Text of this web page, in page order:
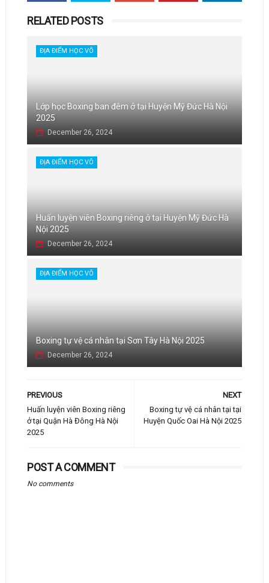
RELATED POSTS
ĐỊA ĐIỂM HỌC VÕ
Lớp học Boxing ban đêm ở tại Huyện Mỹ Đức Hà Nội
2025
December 26, 2024
ĐỊA ĐIỂM HỌC VÕ
Huấn luyện viên Boxing riêng ở tại Huyện Mỹ Đức Hà
Nội 2025
December 26, 2024
ĐỊA ĐIỂM HỌC VÕ
Boxing tự vệ cá nhân tại Sơn Tây Hà Nội 2025
December 26, 2024
NEXT
Boxing tự vệ cá nhân tại tại
Huyện Quốc Oai Hà Nội 2025
PREVIOUS
Huấn luyện viên Boxing riêng
ở tại Quận Hà Đông Hà Nội
2025
POST A COMMENT
No comments